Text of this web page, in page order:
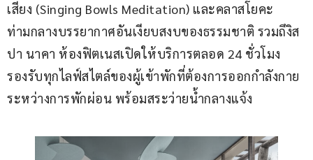
เสียง (Singing Bowls Meditation) และคลาสโยคะ
ท่ามกลางบรรยากาศอันเงียบสงบของธรรมชาติ รวมถึงิส
ปา นาคา ห้องฟิตเนสเปิดให้บริการตลอด 24 ชั่วโมง
รองรับทุกไลฟ์สไตล์ของผู้เข้าพักที่ต้องการออกกำลังกาย
ระหว่างการพักผ่อน พร้อมสระว่ายน้ำกลางแจ้ง